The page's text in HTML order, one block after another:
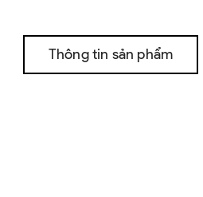
Thông tin sản phẩm